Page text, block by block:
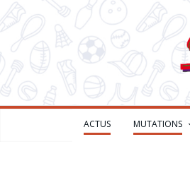
Passer
au
ACTUS MUTATIONS